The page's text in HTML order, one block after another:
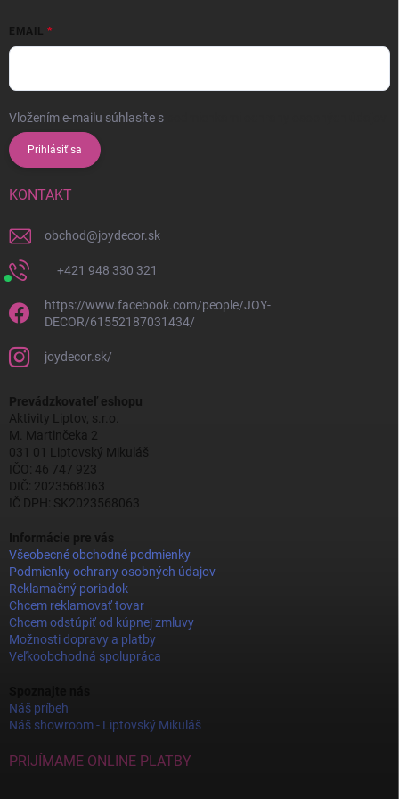
EMAIL
Vložením e-mailu súhlasíte s
Prihlásiť sa
KONTAKT
obchod@joydecor.sk
+421 948 330 321
https://www.facebook.com/people/JOY-
DECOR/61552187031434/
joydecor.sk/
Prevádzkovateľ eshopu
Aktivity Liptov, s.r.o.
M. Martinčeka 2
031 01 Liptovský Mikuláš
IČO: 46 747 923
DIČ: 2023568063
IČ DPH: SK2023568063
Informácie pre vás
Všeobecné obchodné podmienky
Podmienky ochrany osobných údajov
Reklamačný poriadok
Chcem reklamovať tovar
Chcem odstúpiť od kúpnej zmluvy
Možnosti dopravy a platby
Veľkoobchodná spolupráca
Náš príbeh
Náš showroom - Liptovský Mikuláš
PRIJÍMAME ONLINE PLATBY